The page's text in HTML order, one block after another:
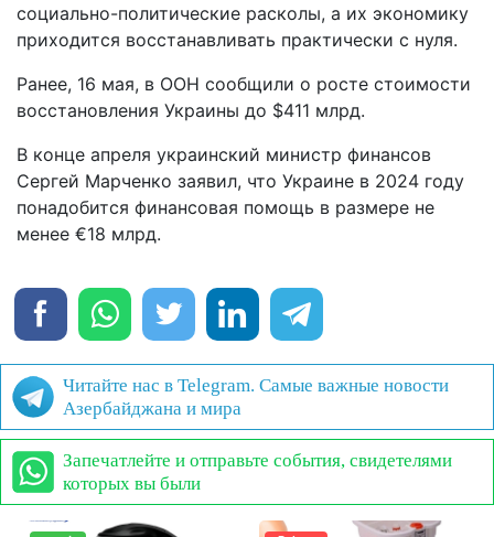
социально-политические расколы, а их экономику
приходится восстанавливать практически с нуля.
Ранее, 16 мая, в ООН сообщили о росте стоимости
восстановления Украины до $411 млрд.
В конце апреля украинский министр финансов
Сергей Марченко заявил, что Украине в 2024 году
понадобится финансовая помощь в размере не
менее €18 млрд.
Читайте нас в Telegram. Самые важные новости
Азербайджана и мира
Запечатлейте и отправьте события, свидетелями
которых вы были